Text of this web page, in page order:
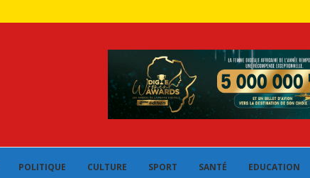
POLITIQUE CULTURE SPORT SANTÉ EDUCATION